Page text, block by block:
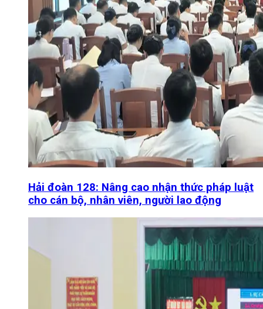
Hải đoàn 128: Nâng cao nhận thức pháp luật
cho cán bộ, nhân viên, người lao động